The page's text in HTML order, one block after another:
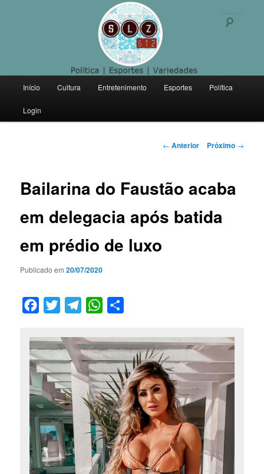
Politica | Esportes | Variedades
principal
Pular
para
principal
Início Cultura Entretenimento Esportes Política
Login
Navegação
← Anterior Próximo →
Bailarina do Faustão acaba
em delegacia após batida
em prédio de luxo
Publicado em20/07/2020
Facebook
Twitter TelegramWhatsApp